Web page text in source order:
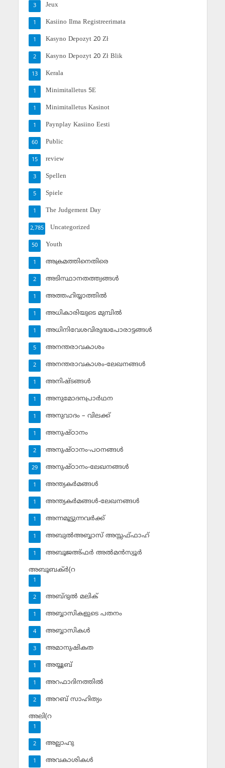
Jeux
3
Kasiino Ilma Registreerimata
1
Kasyno Depozyt 20 Zł
1
Kasyno Depozyt 20 Zł Blik
2
Kerala
13
Minimitalletus 5E
1
Minimitalletus Kasinot
1
Paynplay Kasiino Eesti
1
Public
60
review
15
Spellen
3
Spiele
5
The Judgement Day
1
Uncategorized
2,785
Youth
50
അക്രമത്തിനെതിരെ
1
അടിസ്ഥാനതത്ത്വങ്ങള്‍
2
അത്തഹിയ്യാത്തില്‍
1
അധികാരിയുടെ മുമ്പില്‍
1
അധിനിവേശവിരുദ്ധപോരാട്ടങ്ങള്‍
1
അനന്തരാവകാശം
5
അനന്തരാവകാശം-ലേഖനങ്ങള്‍
2
അനിഷ്ടങ്ങള്‍
1
അനുമോദനപ്രാര്‍ഥന
1
അനുവാദം – വിലക്ക്‌
1
അനുഷ്ഠാനം
1
അനുഷ്ഠാനം-പഠനങ്ങള്‍
2
അനുഷ്ഠാനം-ലേഖനങ്ങള്‍
29
അന്ത്യകര്‍മങ്ങള്‍
1
അന്ത്യകര്‍മങ്ങള്‍-ലേഖനങ്ങള്‍
1
അന്നമൂട്ടുന്നവര്‍ക്ക്
1
അബുല്‍അബ്ബാസ് അസ്സഫ്ഫാഹ്‌
1
അബൂജഅ്ഫര്‍ അല്‍മന്‍സ്വൂര്‍
1
അബൂബക്ര്‍(റ
1
അബ്ദുല്‍ മലിക്‌
2
അബ്ബാസികളുടെ പതനം
1
അബ്ബാസികള്‍
4
അമാനുഷികത
3
അയ്യൂബ്‌
1
അറഫാദിനത്തില്‍
1
അറബ് സാഹിത്യം
2
അലി(റ
1
അല്ലാഹു
2
അവകാശികള്‍
1